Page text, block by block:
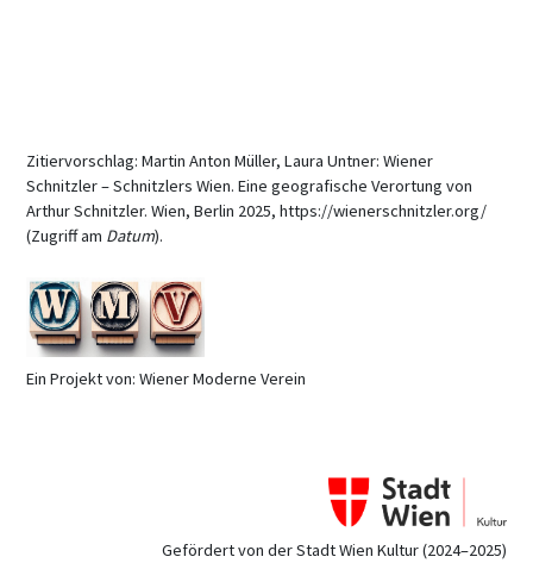
Zitiervorschlag: Martin Anton Müller, Laura Untner: Wiener
Schnitzler – Schnitzlers Wien. Eine geografische Verortung von
Arthur Schnitzler. Wien, Berlin 2025, https://wienerschnitzler.org/
(Zugriff am Datum).
Ein Projekt von: Wiener Moderne Verein
Gefördert von der Stadt Wien Kultur (2024–2025)